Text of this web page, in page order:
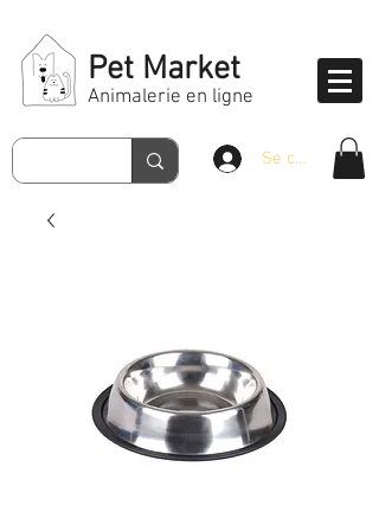
Pet Market
Animalerie en ligne
Se connecter